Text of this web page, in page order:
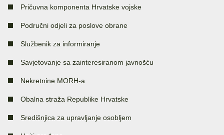
Pričuvna komponenta Hrvatske vojske
Područni odjeli za poslove obrane
Službenik za informiranje
Savjetovanje sa zainteresiranom javnošću
Nekretnine MORH-a
Obalna straža Republike Hrvatske
Središnjica za upravljanje osobljem